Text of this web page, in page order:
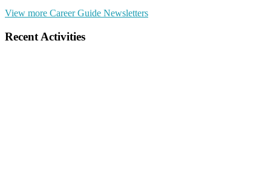
View more Career Guide Newsletters
Recent Activities